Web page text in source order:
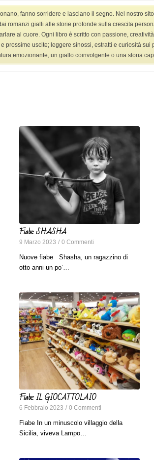
fanno sorridere e lasciano il segno. Nel nostro
romanzi gialli alle storie profonde sulla crescita
al cuore. Ogni libro è scritto con passione,
prossime uscite; leggere sinossi, estratti e curiosità
emozionante, un giallo coinvolgente o una storia
HOME
Fiabe: SHASHA
9 Marzo 2023 / 0 Commenti
Nuove fiabe Shasha, un ragazzino di
otto anni un po’…
Fiabe: IL GIOCATTOLAIO
6 Febbraio 2023 / 0 Commenti
Fiabe In un minuscolo villaggio della
Sicilia, viveva Lampo…